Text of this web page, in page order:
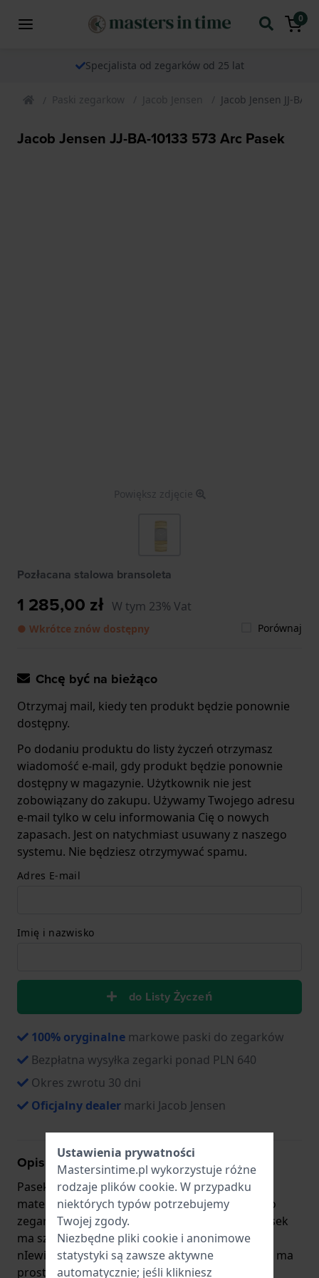
0
Specjalista od zegarków od 25 lat
Paski zegarkow Jacob Jensen Jacob Jensen JJ-BA-
Jacob Jensen JJ-BA-10133 573 Arc Pasek
Powiększ zdjęcie
Pozłacana stalowa bransoleta
1 285,00 zł W tym 23% Vat
● Wkrótce znów dostępny Porównaj
Chcę być na bieżąco
Otrzymaj mail, kiedy ten produkt będzie ponownie
dostępny.
Po dodaniu produktu do listy życzeń otrzymasz
wiadomość e-mail, gdy produkt będzie ponownie
dostępny w magazynie. Użytkownik nie jest
zobowiązany do zakupu. Używamy Twojego adresu
e-mail tylko w celu informowania Cię o nowych
zapasach. Jest on natychmiast usuwany z naszego
systemu. Nie będziesz otrzymywać spamu.
Adres E-mail
Imię i nazwisko
do Listy Życzeń
100% oryginalne markowe paski do zegarków
Bezpłatna wysyłka zegarki ponad PLN 640
Okres zwrotu 30 dni
Oficjalny dealer marki Jacob Jensen
Opis produktu
Pasek do zegarka Jacob Jensen jest wykonany z
materiału stal nierdzewna i jest zamocowany do
zegarka za pomocą… stalowe sworznie. Ten pasek
ma szerokość 29 mm i zamyka się za pomocą
nIewidoczne zapięcie motylkowe. Ten pasek nie ma
prostego mocowania, co oznacza, że pasuje
Ustawienia prywatności
Mastersintime.pl wykorzystuje różne
rodzaje plików cookie. W przypadku
niektórych typów potrzebujemy
Twojej zgody.
Niezbędne pliki cookie i anonimowe
statystyki są zawsze aktywne
automatycznie; jeśli klikniesz